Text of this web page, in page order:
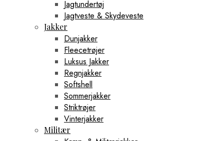
Jagtundertøj
Jagtveste & Skydeveste
Jakker
Dunjakker
Fleecetrøjer
Luksus Jakker
Regnjakker
Softshell
Sommerjakker
Striktrøjer
Vinterjakker
Militær